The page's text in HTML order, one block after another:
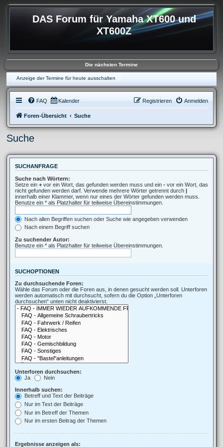
DAS Forum für Yamaha XT600 und
XT600Z
Die nächsten Termine
Anzeige der Termine für heute ausschalten
FAQ Kalender Anmelden
Registrieren
Foren-Übersicht Suche
Suche
SUCHANFRAGE
Suche nach Wörtern:
Setze ein + vor ein Wort, das gefunden werden muss und ein - vor ein Wort, das
nicht gefunden werden darf. Verwende mehrere Wörter getrennt durch |
innerhalb einer Klammer, wenn nur eines der Wörter gefunden werden muss.
Benutze ein * als Platzhalter für teilweise Übereinstimmungen.
Nach allen Begriffen suchen oder Suche wie angegeben verwenden
Nach einem Begriff suchen
Zu suchender Autor:
Benutze ein * als Platzhalter für teilweise Übereinstimmungen.
SUCHOPTIONEN
Zu durchsuchende Foren:
Wähle das Forum oder die Foren aus, in denen gesucht werden soll. Unterforen
werden automatisch mit durchsucht, sofern du die Option „Unterforen
durchsuchen“ unten nicht deaktivierst.
Unterforen durchsuchen:
Ja
Nein
Innerhalb suchen:
Betreff und Text der Beiträge
Nur im Text der Beiträge
Nur im Betreff der Themen
Nur im ersten Beitrag der Themen
Ergebnisse anzeigen als: